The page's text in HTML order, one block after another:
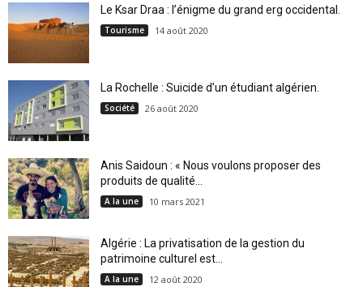
Le Ksar Draa : l’énigme du grand erg occidental.
Tourisme 14 août 2020
La Rochelle : Suicide d’un étudiant algérien.
Société 26 août 2020
Anis Saidoun : « Nous voulons proposer des
produits de qualité...
A la une 10 mars 2021
Algérie : La privatisation de la gestion du
patrimoine culturel est...
A la une 12 août 2020